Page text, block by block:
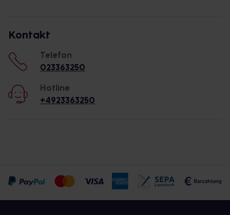
Kontakt
Telefon
023363250
Hotline
+4923363250